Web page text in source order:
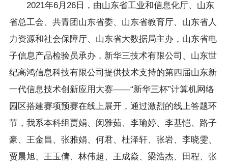
2021年6月26日，由山东省工业和信息化厅、山东
省总工会、共青团山东省委、山东省教育厅、山东省人
力资源和社会保障厅、山东省大数据局主办，山东省电
子信息产品检验员承办，新华三技术有限公司、山东世
纪高鸿信息科技有限公司提供技术支持的第四届山东新
一代信息技术创新应用大赛——“新华三杯”计算机网络
园区搭建赛项预赛在线上展开，通过激烈的线上答题环
节，我系本科组贾娟、闵雅茹、李瑜婷、李基恺、路子
豪、王金昌、张雅娟、何君、杜泽轩、张岩、李晓雯、
贾晨旭、王玉倩、林伟超、王成焱、梁浩杰、田程、张